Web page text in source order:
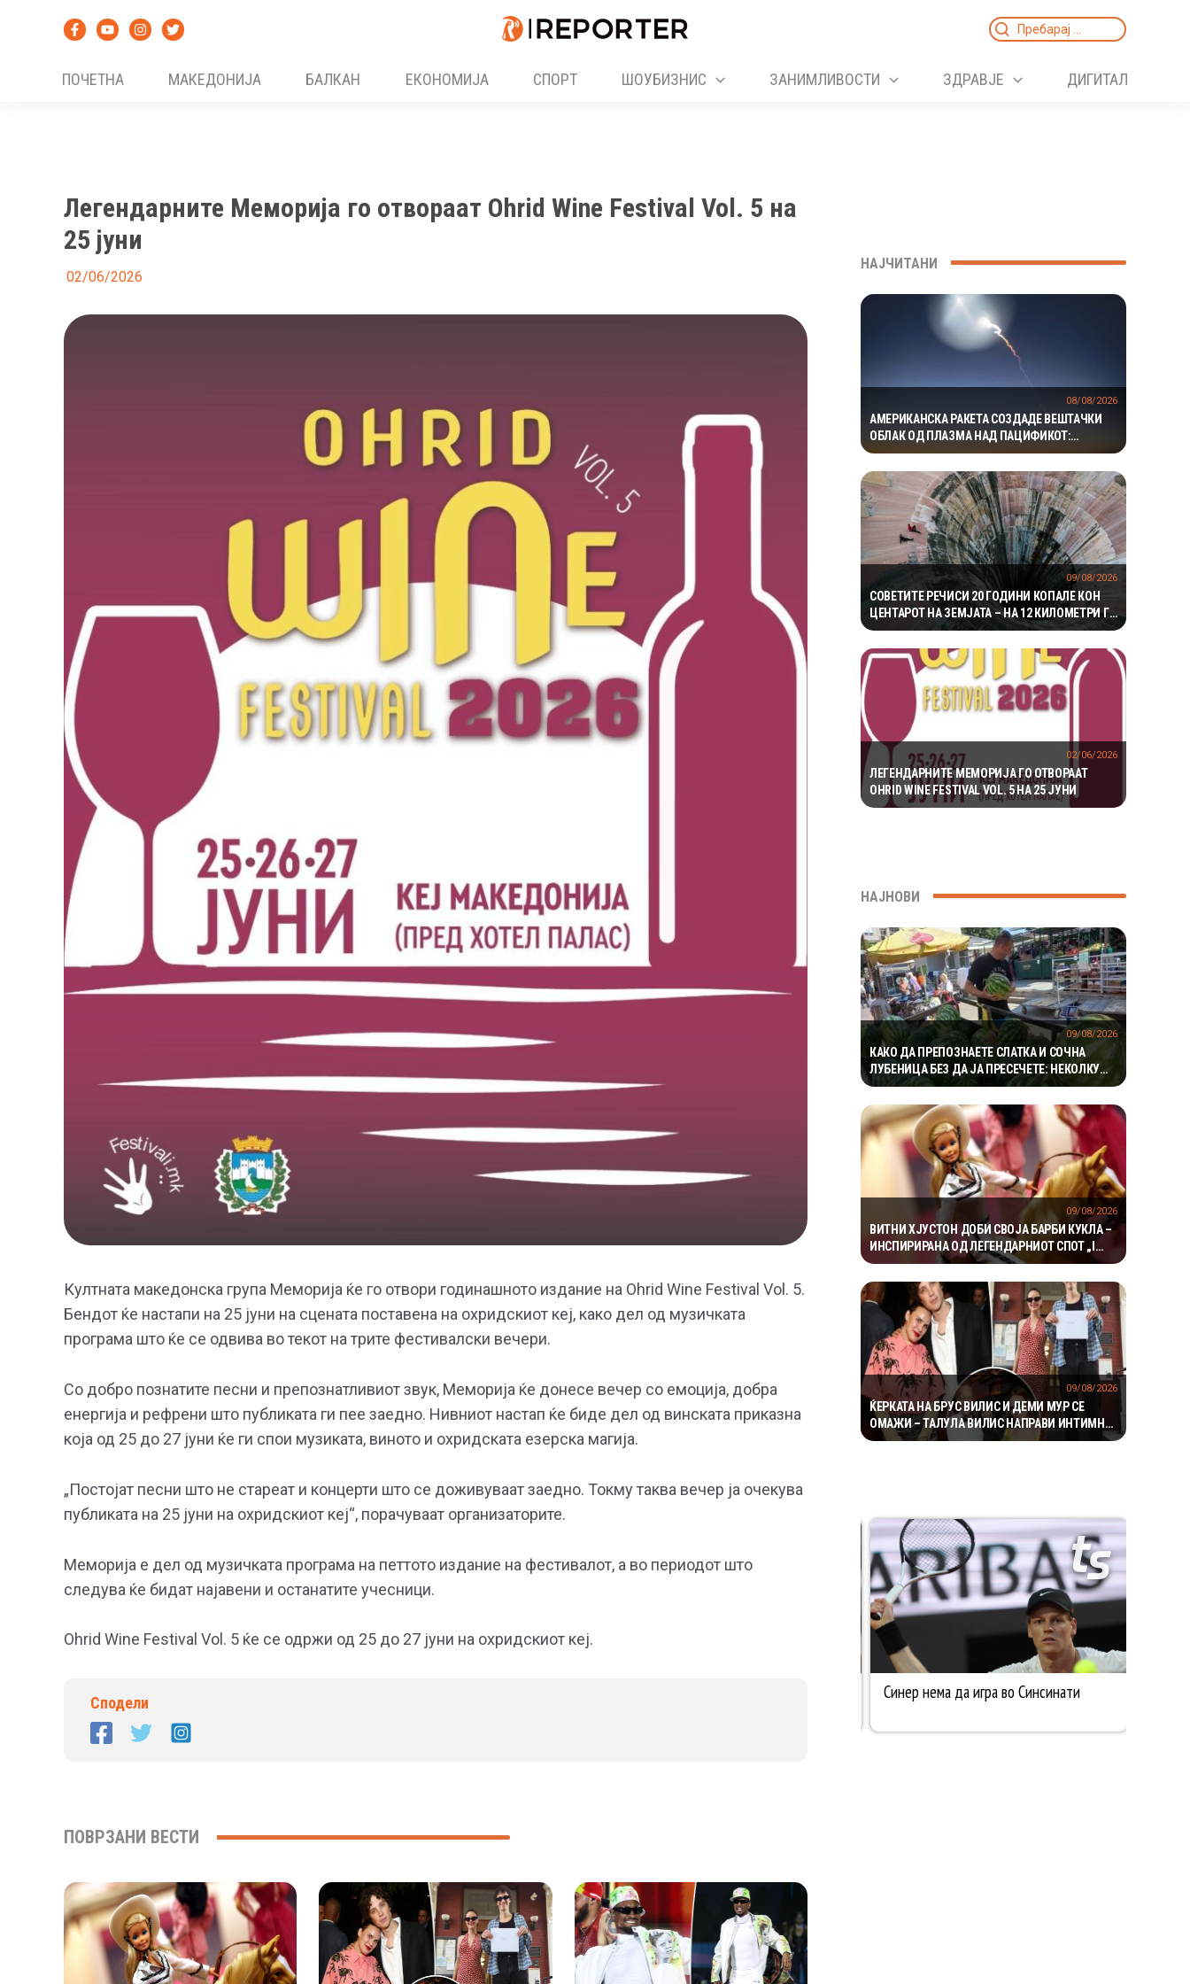
Search
ПОЧЕТНА
МАКЕДОНИЈА БАЛКАН ЕКОНОМИЈА СПОРТ ШОУБИЗНИС ЗАНИМЛИВОСТИ ЗДРАВЈЕ ДИГИТАЛ
Легендарните Меморија го отвораат Ohrid Wine Festival Vol. 5 на
25 јуни
02/06/2026
Култната македонска група Меморија ќе го отвори годинашното издание на Ohrid Wine Festival Vol. 5.
Бендот ќе настапи на 25 јуни на сцената поставена на охридскиот кеј, како дел од музичката
програма што ќе се одвива во текот на трите фестивалски вечери.
Со добро познатите песни и препознатливиот звук, Меморија ќе донесе вечер со емоција, добра
енергија и рефрени што публиката ги пее заедно. Нивниот настап ќе биде дел од винската приказна
која од 25 до 27 јуни ќе ги спои музиката, виното и охридската езерска магија.
„Постојат песни што не стареат и концерти што се доживуваат заедно. Токму таква вечер ја очекува
публиката на 25 јуни на охридскиот кеј“, порачуваат организаторите.
Меморија е дел од музичката програма на петтото издание на фестивалот, а во периодот што
следува ќе бидат најавени и останатите учесници.
Ohrid Wine Festival Vol. 5 ќе се одржи од 25 до 27 јуни на охридскиот кеј.
Сподели
ПОВРЗАНИ ВЕСТИ
НАЈЧИТАНИ
АМЕРИКАНСКА РАКЕТА СОЗДАДЕ ВЕШТАЧКИ
ОБЛАК ОД ПЛАЗМА НАД ПАЦИФИКОТ:
ЕКСПЕРИМЕНТОТ МОЖЕ ДА ПОМОГНЕ ВО
ЗАШТИТАТА НА САТЕЛИТИТЕ
08/08/2026
СОВЕТИТЕ РЕЧИСИ 20 ГОДИНИ КОПАЛЕ КОН
ЦЕНТАРОТ НА ЗЕМЈАТА – НА 12 КИЛОМЕТРИ ГИ
ДОЧЕКАЛЕ УСЛОВИ ШТО НИКОЈ НЕ ГИ
ОЧЕКУВАЛ
09/08/2026
ЛЕГЕНДАРНИТЕ МЕМОРИЈА ГО ОТВОРААТ
OHRID WINE FESTIVAL VOL. 5 НА 25 ЈУНИ
02/06/2026
НАЈНОВИ
КАКО ДА ПРЕПОЗНАЕТЕ СЛАТКА И СОЧНА
ЛУБЕНИЦА БЕЗ ДА ЈА ПРЕСЕЧЕТЕ: НЕКОЛКУ
ЗНАЦИ МОЖАТ МНОГУ ДА ОТКРИЈАТ
09/08/2026
ВИТНИ ХЈУСТОН ДОБИ СВОЈА БАРБИ КУКЛА –
ИНСПИРИРАНА ОД ЛЕГЕНДАРНИОТ СПОТ „I
WANNA DANCE WITH SOMEBODY“
09/08/2026
ЌЕРКАТА НА БРУС ВИЛИС И ДЕМИ МУР СЕ
ОМАЖИ – ТАЛУЛА ВИЛИС НАПРАВИ ИНТИМНА
СВАДБА ВО АЈДАХО
09/08/2026